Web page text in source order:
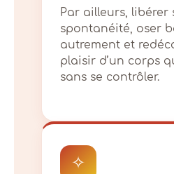
Par ailleurs, libérer
spontanéité, oser
autrement et
plaisir d’un corps
sans se contrôler.
✧